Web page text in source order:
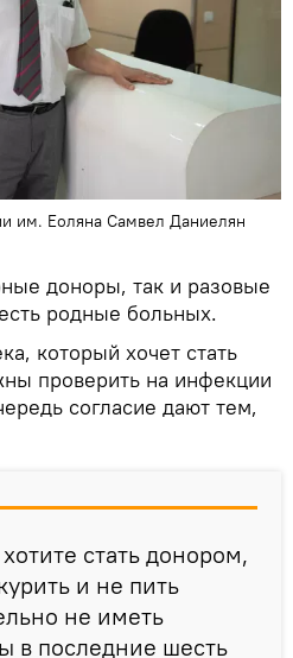
им. Еоляна Самвел Даниелян
доноры, так и разовые
родные больных.
который хочет стать
проверить на инфекции
согласие дают тем,
стать донором,
и не пить
не иметь
в последние шесть